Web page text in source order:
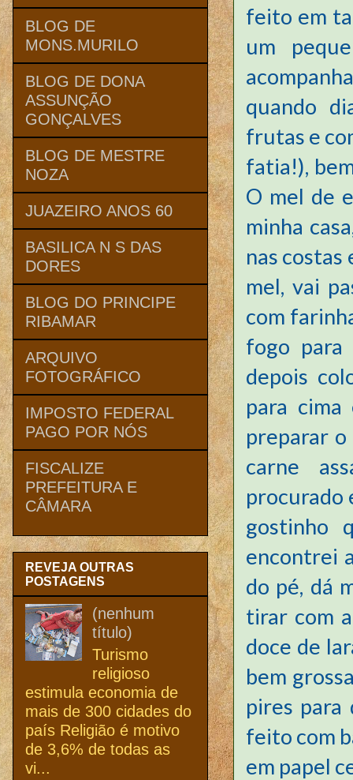
feito em
um
quando
frutas e
fatia!),
O mel de
minha
nas costas
mel, vai
com
fogo
depois
para
preparar
carne
procurado
gostinho
encontrei
do pé, dá
tirar com
doce de
bem
pires para
feito com
em papel
BLOG DE
MONS.MURILO
BLOG DE DONA
ASSUNÇÃO
GONÇALVES
BLOG DE MESTRE
NOZA
JUAZEIRO ANOS 60
BASILICA N S DAS
DORES
BLOG DO PRINCIPE
RIBAMAR
ARQUIVO
FOTOGRÁFICO
IMPOSTO FEDERAL
PAGO POR NÓS
FISCALIZE
PREFEITURA E
CÂMARA
REVEJA OUTRAS
POSTAGENS
(nenhum
título)
Turismo
religioso
estimula economia de
mais de 300 cidades do
país Religião é motivo
de 3,6% de todas as
vi...